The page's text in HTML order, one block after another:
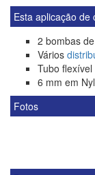
Esta aplicação de
2 bombas
Vários
Tubo
6 mm em
Fotos